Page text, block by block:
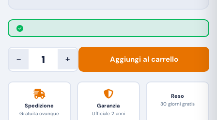
− + Aggiungi al carrello
Spedizione
Gratuita ovunque
Garanzia
Ufficiale 2 anni
Reso
30 giorni gratis